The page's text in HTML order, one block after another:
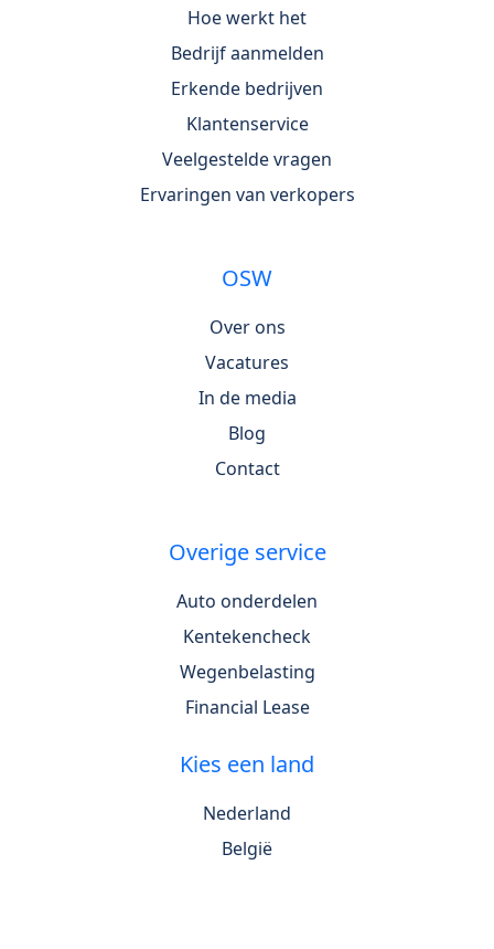
Hoe werkt het
Bedrijf aanmelden
Erkende bedrijven
Klantenservice
Veelgestelde vragen
Ervaringen van verkopers
OSW
Over ons
Vacatures
In de media
Blog
Contact
Overige service
Auto onderdelen
Kentekencheck
Wegenbelasting
Financial Lease
Kies een land
Nederland
België